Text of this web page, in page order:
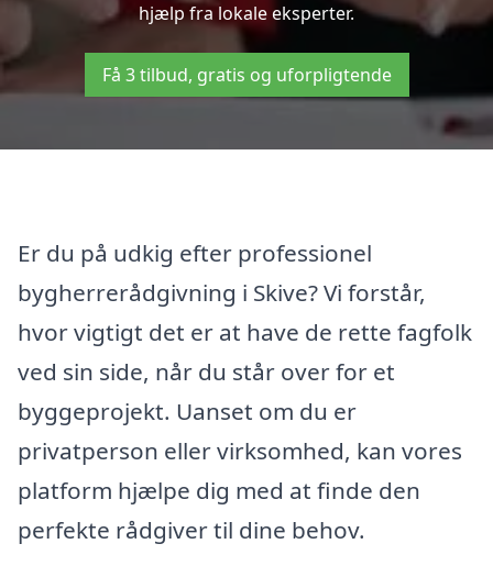
hjælp fra lokale eksperter.
Få 3 tilbud, gratis og uforpligtende
Er du på udkig efter professionel
bygherrerådgivning i Skive? Vi forstår,
hvor vigtigt det er at have de rette fagfolk
ved sin side, når du står over for et
byggeprojekt. Uanset om du er
privatperson eller virksomhed, kan vores
platform hjælpe dig med at finde den
perfekte rådgiver til dine behov.